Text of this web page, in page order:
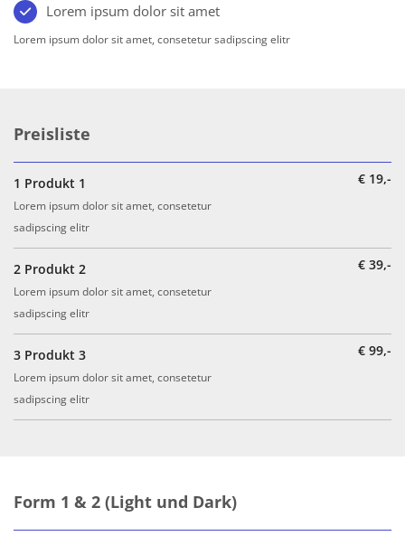
Lorem ipsum dolor sit amet
Lorem ipsum dolor sit amet, consetetur sadipscing elitr
Preisliste
1 Produkt 1 € 19,-
Lorem ipsum dolor sit amet, consetetur
sadipscing elitr
2 Produkt 2 € 39,-
Lorem ipsum dolor sit amet, consetetur
sadipscing elitr
3 Produkt 3 € 99,-
Lorem ipsum dolor sit amet, consetetur
sadipscing elitr
Form 1 & 2 (Light und Dark)